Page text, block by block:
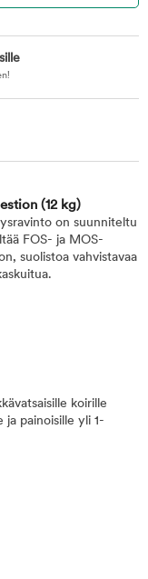
(12 kg)
on suunniteltu
FOS- ja MOS-
suolistoa vahvistavaa
koirille
ja painoisille yli 1-